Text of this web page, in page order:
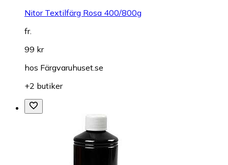
Nitor Textilfärg Rosa 400/800g
fr.
99 kr
hos Färgvaruhuset.se
+2 butiker